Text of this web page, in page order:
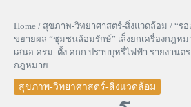
Home / สุขภาพ-วิทยาศาสตร์-สิ่งแวดล้อม / “ร
ขยายผล “ชุมชนล้อมรักษ์” เล็งยกเครื่องกฎห
เสนอ ครม. ตั้ง คกก.ปราบบุหรี่ไฟฟ้า รายงานต
กฎหมาย
สุขภาพ-วิทยาศาสตร์-สิ่งแวดล้อม